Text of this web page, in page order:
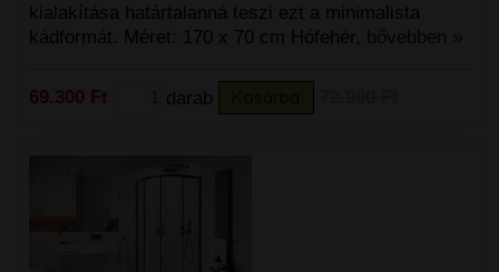
kialakítása határtalanná teszi ezt a minimalista
kádformát. Méret: 170 x 70 cm Hófehér, bővebben »
69.300 Ft darab